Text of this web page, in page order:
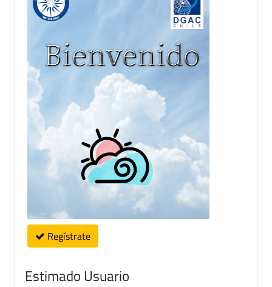
Regístrate
Estimado Usuario